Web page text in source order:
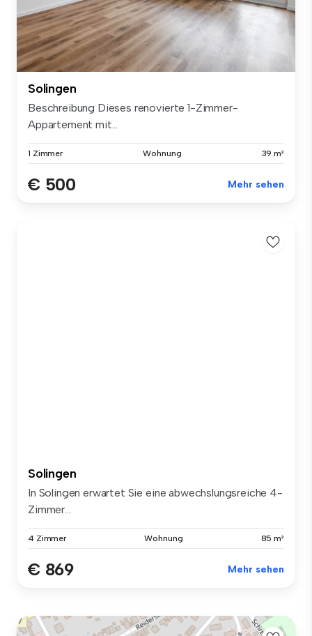
Solingen
Beschreibung Dieses renovierte 1-Zimmer-
Appartement mit...
1 Zimmer Wohnung 39 m²
€ 500 Mehr sehen
Solingen
In Solingen erwartet Sie eine abwechslungsreiche 4-
Zimmer...
4 Zimmer Wohnung 85 m²
€ 869 Mehr sehen